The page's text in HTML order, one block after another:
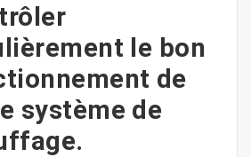
le bon
de
système de